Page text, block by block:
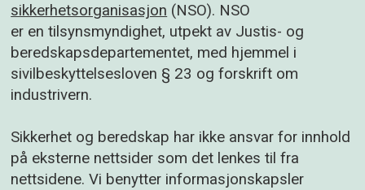
sikkerhetsorganisasjon (NSO). NSO
er en tilsynsmyndighet, utpekt av Justis- og
beredskapsdepartementet, med hjemmel i
sivilbeskyttelsesloven § 23 og forskrift om
industrivern.
Sikkerhet og beredskap har ikke ansvar for innhold
på eksterne nettsider som det lenkes til fra
nettsidene. Vi benytter informasjonskapsler